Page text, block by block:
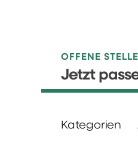
OFFENE
Jetzt
Kategorien